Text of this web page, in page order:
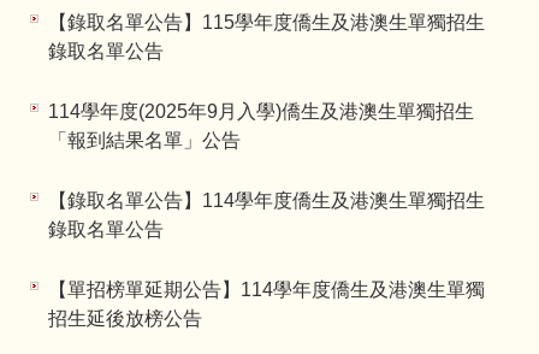
【錄取名單公告】115學年度僑生及港澳生單獨招生
錄取名單公告
114學年度(2025年9月入學)僑生及港澳生單獨招生
「報到結果名單」公告
【錄取名單公告】114學年度僑生及港澳生單獨招生
錄取名單公告
【單招榜單延期公告】114學年度僑生及港澳生單獨
招生延後放榜公告